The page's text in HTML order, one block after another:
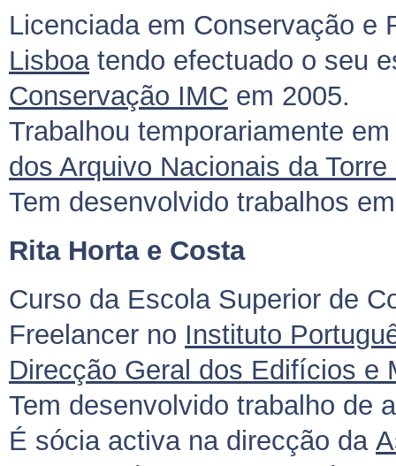
Licenciada em Conservação e
Lisboatendo efectuado o seu
Conservação IMC em 2005.
Trabalhou temporariamente
dos Arquivo Nacionais da Torre
Tem desenvolvido trabalhos
Rita Horta e Costa
Curso da Escola Superior de
Freelancer no Instituto
Direcção Geral dos Edifícios e
Tem desenvolvido trabalho de
É sócia activa na direcção da